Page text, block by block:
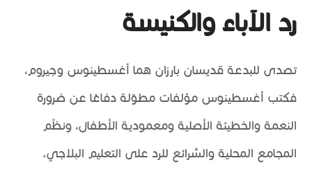
رد الآباء والكنيسة
تصدى للبدعة قديسان بارزان هما أغسطينوس وجيروم،
فكتب أغسطينوس مؤلفات مطوّلة دفاعًا عن ضرورة
النعمة والخطيئة الأصلية ومعمودية الأطفال، ونظّم
المجامع المحلية والشرائع للرد على التعليم البلاجي.